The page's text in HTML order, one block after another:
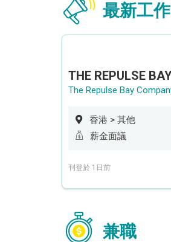
最新工作
香港 > 其他
薪金面議
刊登於 1日前
兼職